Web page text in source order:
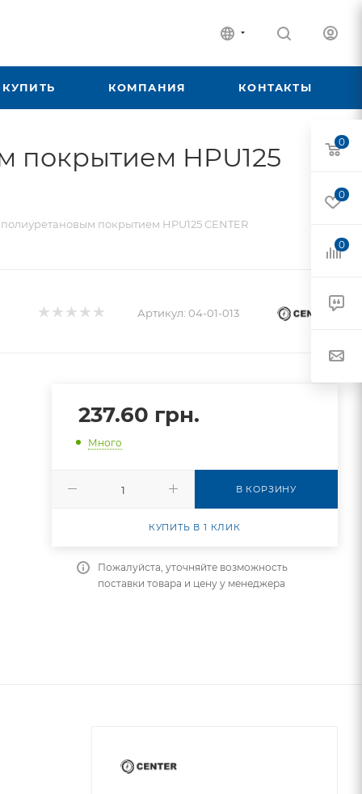
КОМПАНИЯ КОНТАКТЫ
покрытием HPU125
покрытием HPU125 CENTER
Артикул: 04-01-013
237.60 грн.
Много
В КОРЗИНУ
КУПИТЬ В 1 КЛИК
Пожалуйста, уточняйте возможность
поставки товара и цену у менеджера
0
0
0